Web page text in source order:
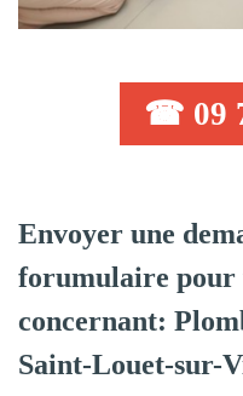
☎ 09
Envoyer une
forumulaire pour
concernant:
Saint-Louet-sur-